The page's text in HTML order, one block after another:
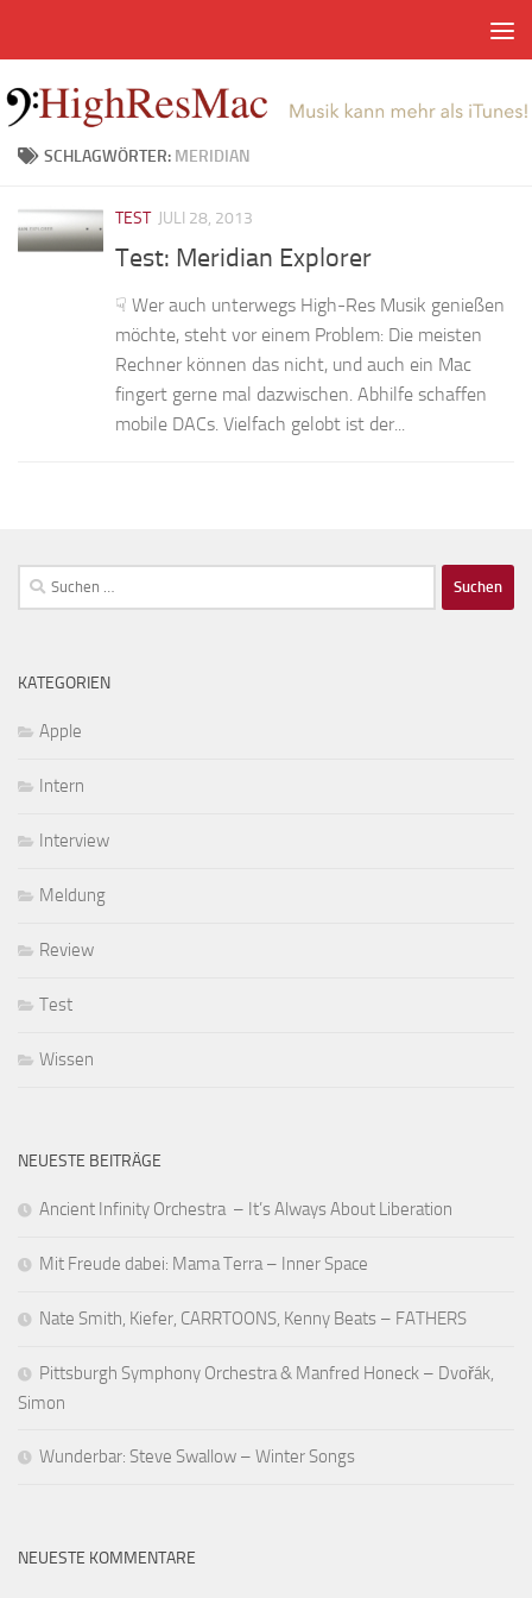
SCHLAGWÖRTER: MERIDIAN
TEST JULI 28, 2013
Test: Meridian Explorer
☟ Wer auch unterwegs High-Res Musik genießen
möchte, steht vor einem Problem: Die meisten
Rechner können das nicht, und auch ein Mac
fingert gerne mal dazwischen. Abhilfe schaffen
mobile DACs. Vielfach gelobt ist der...
Suchen
nach:
KATEGORIEN
Apple
Intern
Interview
Meldung
Review
Test
Wissen
NEUESTE BEITRÄGE
Ancient Infinity Orchestra – It’s Always About Liberation
Mit Freude dabei: Mama Terra – Inner Space
Nate Smith, Kiefer, CARRTOONS, Kenny Beats – FATHERS
Pittsburgh Symphony Orchestra & Manfred Honeck – Dvořák,
Simon
Wunderbar: Steve Swallow – Winter Songs
NEUESTE KOMMENTARE